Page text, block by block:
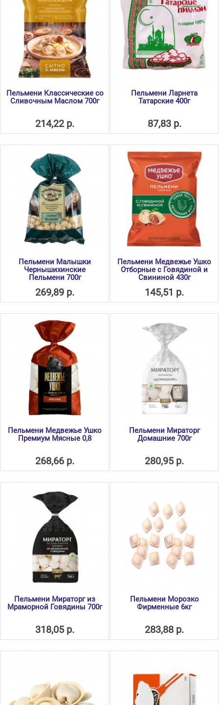
Пельмени Классические со
Сливочным Маслом 700г
214,22 р.
Пельмени Ларнета
Татарские 400г
87,83 р.
Пельмени Малышки
Чернышихинские
Пельмени 700г
269,89 р.
Пельмени Медвежье Ушко
Отборные с Говядиной и
Свининой 430г
145,51 р.
Пельмени Медвежье Ушко
Премиум Мясные 0,8
268,66 р.
Пельмени Мираторг
Домашние 700г
280,95 р.
Пельмени Мираторг из
Мраморной Говядины 700г
318,05 р.
Пельмени Морозко
Фирменные 6кг
283,88 р.